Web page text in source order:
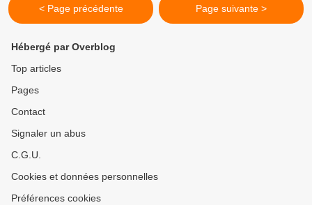
< Page précédente Page suivante >
Hébergé par Overblog
Top articles
Pages
Contact
Signaler un abus
C.G.U.
Cookies et données personnelles
Préférences cookies